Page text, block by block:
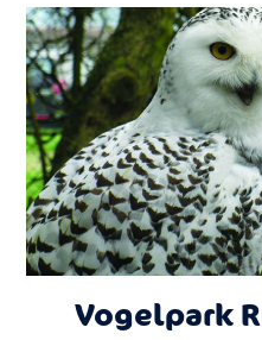
Vogelpark